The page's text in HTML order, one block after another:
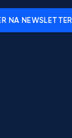
NA NEWSLETTER